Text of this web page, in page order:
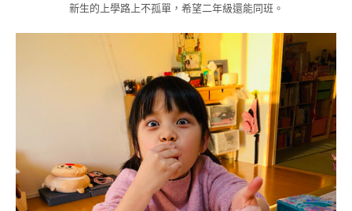
新生的上學路上不孤單，希望二年級還能同班。